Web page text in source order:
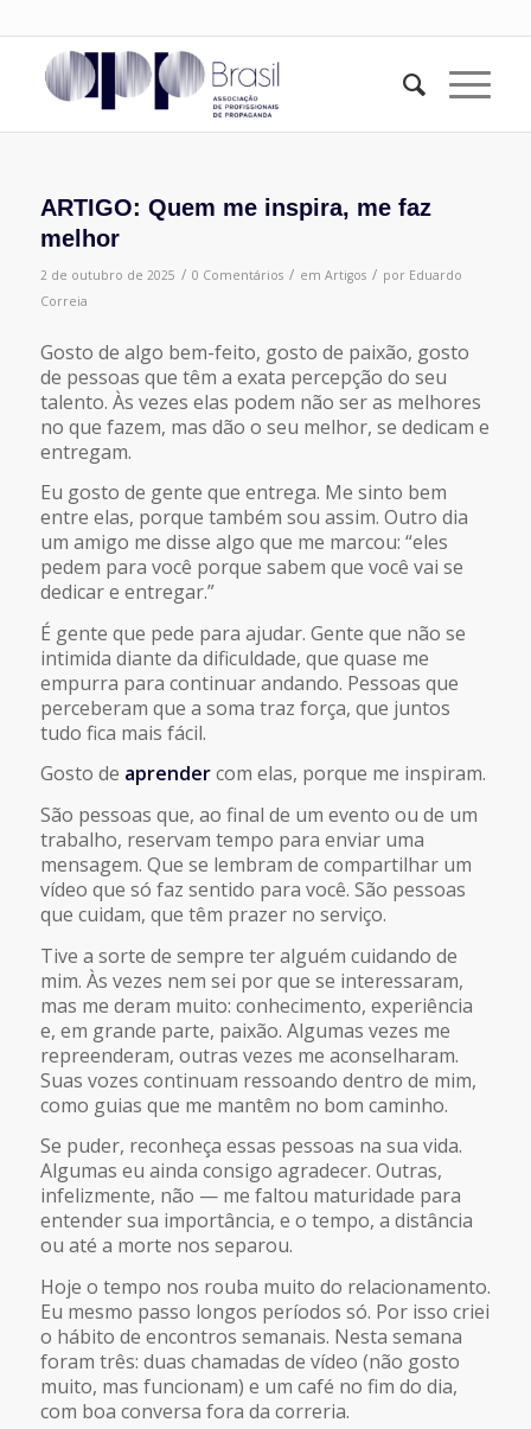
ARTIGO: Quem me inspira, me faz
melhor
2 de outubro de 2025 / 0 Comentários / em Artigos / por Eduardo
Correia
Gosto de algo bem-feito, gosto de paixão, gosto
de pessoas que têm a exata percepção do seu
talento. Às vezes elas podem não ser as melhores
no que fazem, mas dão o seu melhor, se dedicam e
entregam.
Eu gosto de gente que entrega. Me sinto bem
entre elas, porque também sou assim. Outro dia
um amigo me disse algo que me marcou: “eles
pedem para você porque sabem que você vai se
dedicar e entregar.”
É gente que pede para ajudar. Gente que não se
intimida diante da dificuldade, que quase me
empurra para continuar andando. Pessoas que
perceberam que a soma traz força, que juntos
tudo fica mais fácil.
Gosto de aprendercom elas, porque me inspiram.
São pessoas que, ao final de um evento ou de um
trabalho, reservam tempo para enviar uma
mensagem. Que se lembram de compartilhar um
vídeo que só faz sentido para você. São pessoas
que cuidam, que têm prazer no serviço.
Tive a sorte de sempre ter alguém cuidando de
mim. Às vezes nem sei por que se interessaram,
mas me deram muito: conhecimento, experiência
e, em grande parte, paixão. Algumas vezes me
repreenderam, outras vezes me aconselharam.
Suas vozes continuam ressoando dentro de mim,
como guias que me mantêm no bom caminho.
Se puder, reconheça essas pessoas na sua vida.
Algumas eu ainda consigo agradecer. Outras,
infelizmente, não — me faltou maturidade para
entender sua importância, e o tempo, a distância
ou até a morte nos separou.
Hoje o tempo nos rouba muito do relacionamento.
Eu mesmo passo longos períodos só. Por isso criei
o hábito de encontros semanais. Nesta semana
foram três: duas chamadas de vídeo (não gosto
muito, mas funcionam) e um café no fim do dia,
com boa conversa fora da correria.